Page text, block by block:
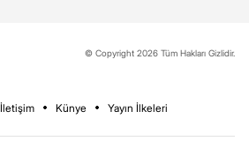
© Copyright 2026 Tüm Hakları Gizlidir.
İletişim Künye Yayın İlkeleri